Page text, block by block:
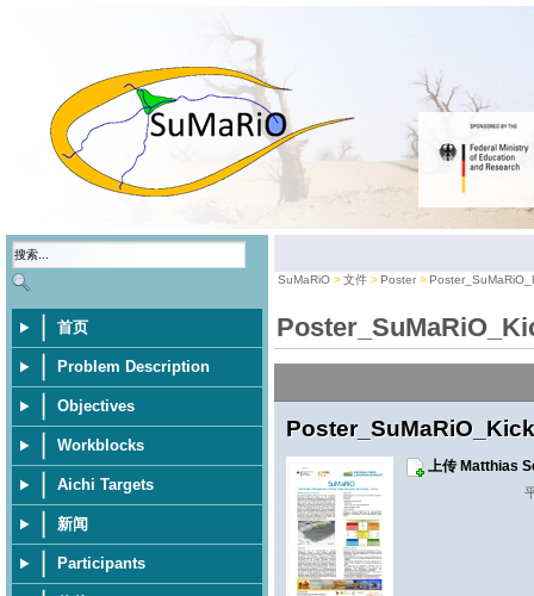
首页
Problem Description
Objectives
Workblocks
Aichi Targets
新闻
Participants
SuMaRiO 文件 Poster
上传 Matthias